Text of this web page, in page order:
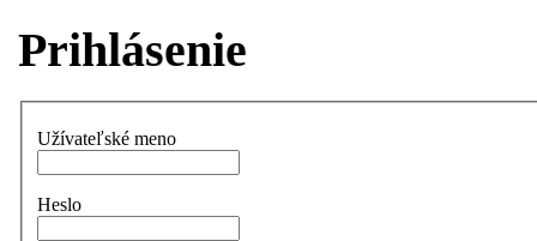
Prihlásenie
Užívateľské meno
Heslo